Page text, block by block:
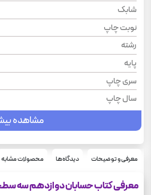
شابک
نوبت چاپ
رشته
پایه
سری چاپ
سال چاپ
مشاهده
معرفی و توضیحات دیدگاه‌ها محصولات مشابه
معرفی کتاب حسابان دوازدهم سه